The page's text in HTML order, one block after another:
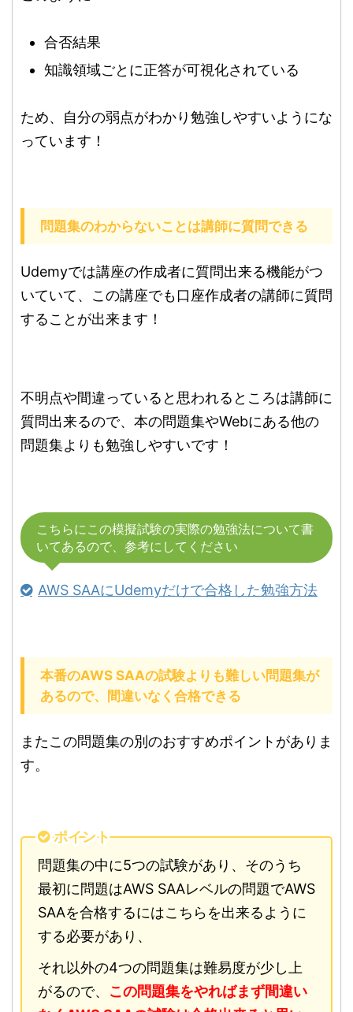
合否結果
知識領域ごとに正答が可視化されている
ため、自分の弱点がわかり勉強しやすいようにな
っています！
問題集のわからないことは講師に質問できる
Udemyでは講座の作成者に質問出来る機能がつ
いていて、この講座でも口座作成者の講師に質問
することが出来ます！
不明点や間違っていると思われるところは講師に
質問出来るので、本の問題集やWebにある他の
問題集よりも勉強しやすいです！
こちらにこの模擬試験の実際の勉強法について書
いてあるので、参考にしてください
AWS SAAにUdemyだけで合格した勉強方法
本番のAWS SAAの試験よりも難しい問題集が
あるので、間違いなく合格できる
またこの問題集の別のおすすめポイントがありま
す。
ポイント
問題集の中に5つの試験があり、そのうち
最初に問題はAWS SAAレベルの問題でAWS
SAAを合格するにはこちらを出来るように
する必要があり、
それ以外の4つの問題集は難易度が少し上
がるので、 この問題集をやればまず間違い